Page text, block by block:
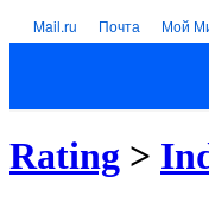
Mail.ru Почта Мой
Rating >